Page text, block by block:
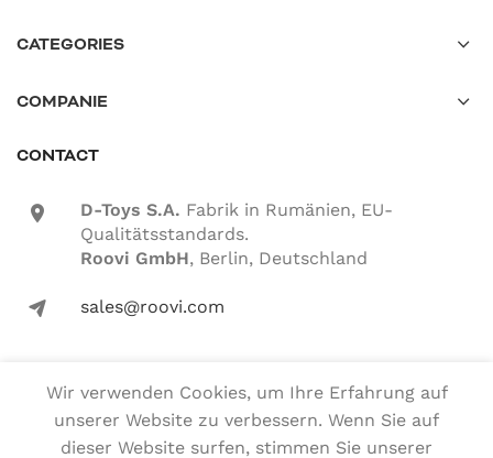
CATEGORIES
COMPANIE
CONTACT
location-icon D-Toys S.A. Fabrik in Rumänien, EU-
Qualitätsstandards.
Roovi GmbH, Berlin, Deutschland
mail-icon sales@roovi.com
Alle Rechte vorbehalten
Wir verwenden Cookies, um Ihre Erfahrung auf
unserer Website zu verbessern. Wenn Sie auf
dieser Website surfen, stimmen Sie unserer